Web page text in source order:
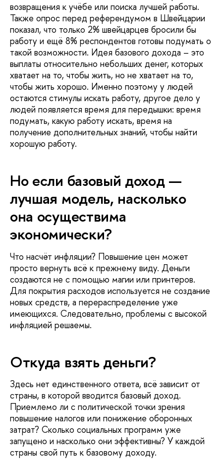
возвращения к учёбе или поиска лучшей работы.
Также опрос перед референдумом в Швейцарии
показал, что только 2% швейцарцев бросили бы
работу и ещё 8% респондентов готовы подумать о
такой возможности. Идея базового дохода – это
выплаты относительно небольших денег, которых
хватает на то, чтобы жить, но не хватает на то,
чтобы жить хорошо. Именно поэтому у людей
остаются стимулы искать работу, другое дело у
людей появляется время для передышки: время
подумать, какую работу искать, время на
получение дополнительных знаний, чтобы найти
хорошую работу.
Но если базовый доход —
лучшая модель, насколько
она осуществима
экономически?
Что насчёт инфляции? Повышение цен может
просто вернуть всё к прежнему виду. Деньги
создаются не с помощью магии или принтеров.
Для покрытия расходов используется не создание
новых средств, а перераспределение уже
имеющихся. Следовательно, проблемы с высокой
инфляцией решаемы.
Откуда взять деньги?
Здесь нет единственного ответа, всё зависит от
страны, в которой вводится базовый доход.
Приемлемо ли с политической точки зрения
повышение налогов или понижение оборонных
затрат? Сколько социальных программ уже
запущено и насколько они эффективны? У каждой
страны свой путь к базовому доходу.